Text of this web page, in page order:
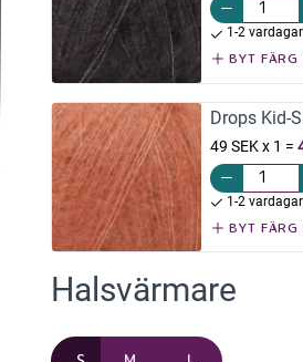
1-2 vardagar
BYT
Drops Kid-
49 SEK x 1 =
1-2 vardagar
BYT
Halsvärmare